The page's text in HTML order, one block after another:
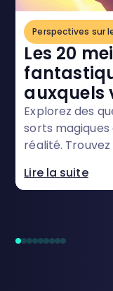
Perspectives sur
Les 20
auxquels
Explorez des
sorts
réalité.
récompenses.
Lire la suite